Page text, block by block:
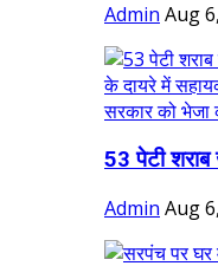
Admin Aug
53 पेटी
Admin Aug